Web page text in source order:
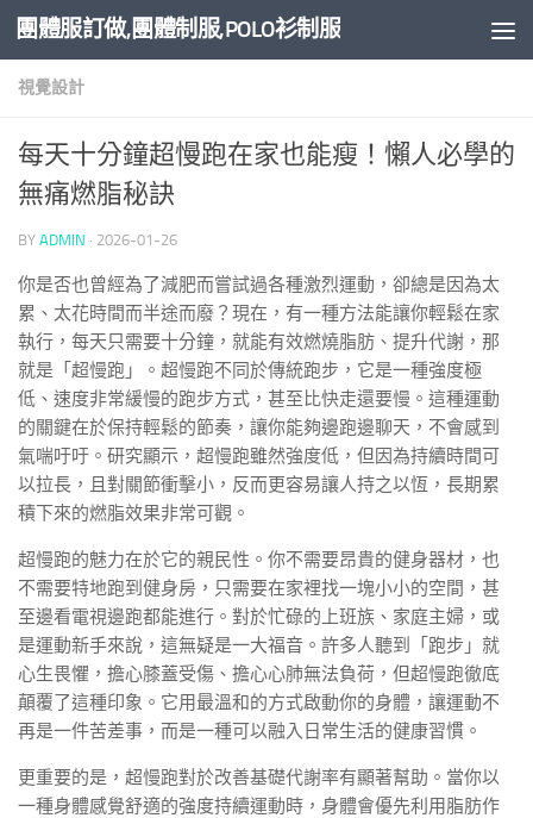
Skip to content
團體服訂做,團體制服,POLO衫制服
視覺設計
每天十分鐘超慢跑在家也能瘦！懶人必學的
無痛燃脂秘訣
BY ADMIN · 2026-01-26
你是否也曾經為了減肥而嘗試過各種激烈運動，卻總是因為太
累、太花時間而半途而廢？現在，有一種方法能讓你輕鬆在家
執行，每天只需要十分鐘，就能有效燃燒脂肪、提升代謝，那
就是「超慢跑」。超慢跑不同於傳統跑步，它是一種強度極
低、速度非常緩慢的跑步方式，甚至比快走還要慢。這種運動
的關鍵在於保持輕鬆的節奏，讓你能夠邊跑邊聊天，不會感到
氣喘吁吁。研究顯示，超慢跑雖然強度低，但因為持續時間可
以拉長，且對關節衝擊小，反而更容易讓人持之以恆，長期累
積下來的燃脂效果非常可觀。
超慢跑的魅力在於它的親民性。你不需要昂貴的健身器材，也
不需要特地跑到健身房，只需要在家裡找一塊小小的空間，甚
至邊看電視邊跑都能進行。對於忙碌的上班族、家庭主婦，或
是運動新手來說，這無疑是一大福音。許多人聽到「跑步」就
心生畏懼，擔心膝蓋受傷、擔心心肺無法負荷，但超慢跑徹底
顛覆了這種印象。它用最溫和的方式啟動你的身體，讓運動不
再是一件苦差事，而是一種可以融入日常生活的健康習慣。
更重要的是，超慢跑對於改善基礎代謝率有顯著幫助。當你以
一種身體感覺舒適的強度持續運動時，身體會優先利用脂肪作